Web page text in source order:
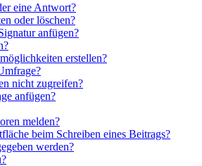
eine Antwort?
oder löschen?
anfügen?
erstellen?
nicht zugreifen?
anfügen?
melden?
beim Schreiben eines Beitrags?
werden?